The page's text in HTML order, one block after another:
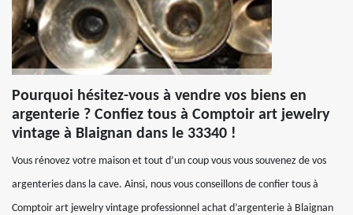
Pourquoi hésitez-vous à vendre vos biens en
argenterie ? Confiez tous à Comptoir art jewelry
vintage à Blaignan dans le 33340 !
Vous rénovez votre maison et tout d’un coup vous vous souvenez de vos
argenteries dans la cave. Ainsi, nous vous conseillons de confier tous à
Comptoir art jewelry vintage professionnel achat d’argenterie à Blaignan